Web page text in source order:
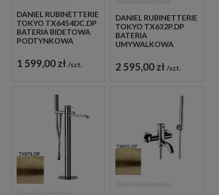
DANIEL RUBINETTERIE
TOKYO TX6454DC.DP
BATERIA BIDETOWA
PODTYNKOWA
ZŁOTO
SZCZOTKOWANE
1 599,00 zł szt.
DANIEL RUBINETTERIE
TOKYO TX632P.DP
BATERIA
UMYWALKOWA
JEDNOUCHWYTOWA
ZŁOTO
2 595,00 zł szt.